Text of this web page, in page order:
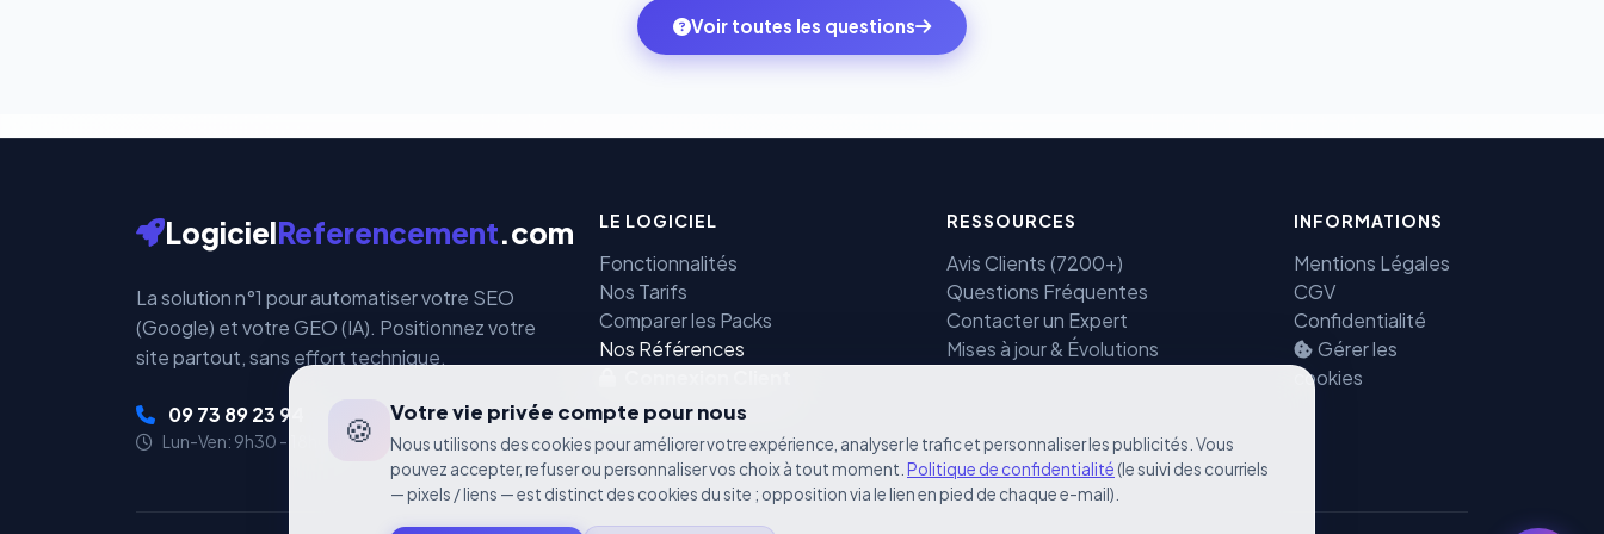
par ces plateformes certifiées PCI DSS. Voir toutes les questions
LogicielReferencement.com
La solution n°1 pour automatiser votre SEO
(Google) et votre GEO (IA). Positionnez votre
site partout, sans effort technique.
09 73 89 23 94
Lun-Ven: 9h30 - 18h00
LE LOGICIEL
Fonctionnalités
Nos Tarifs
Comparer les Packs
Nos Références
RESSOURCES
Avis Clients (7200+)
Questions Fréquentes
Contacter un Expert
Mises à jour & Évolutions
INFORMATIONS
Mentions Légales
CGV
Confidentialité
Gérer les
cookies
🍪 Votre vie privée compte pour nous
Nous utilisons des cookies pour améliorer votre expérience, analyser le trafic et personnaliser les publicités. Vous
pouvez accepter, refuser ou personnaliser vos choix à tout moment. Politique de confidentialité (le suivi des courriels
— pixels / liens — est distinct des cookies du site ; opposition via le lien en pied de chaque e-mail).